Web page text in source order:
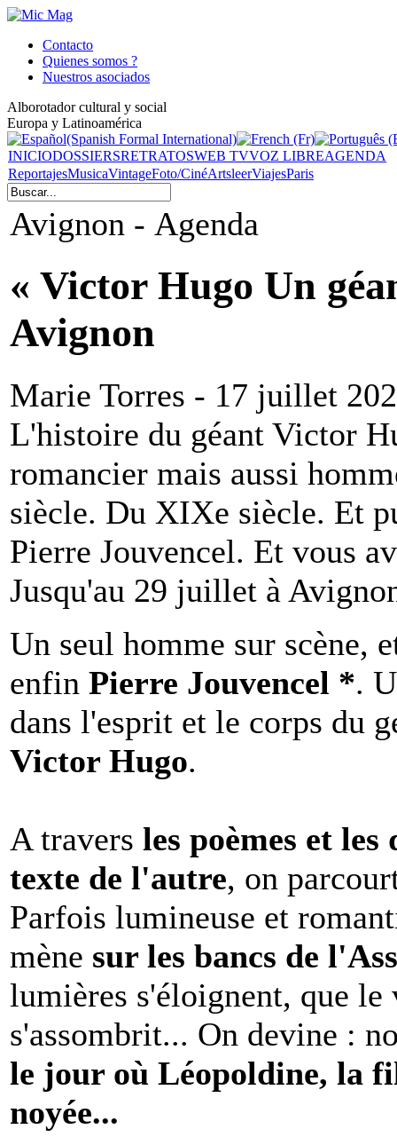
Contacto
Quienes somos ?
Nuestros asociados
Alborotador cultural y social
Europa y Latinoamérica
INICIODOSSIERSRETRATOSWEB TVVOZ LIBREAGENDA
ReportajesMusicaVintageFoto/CinéArtsleerViajesParis
Avignon - Agenda
« Victor Hugo Un
Avignon
Marie Torres - 17 juillet
L'histoire du géant Victor
romancier mais aussi
siècle. Du XIXe siècle. Et
Pierre Jouvencel. Et vous
Jusqu'au 29 juillet à
Un seul homme sur scène,
enfin Pierre Jouvencel *.
dans l'esprit et le corps du
Victor Hugo.
A travers les poèmes et
texte de l'autre, on
Parfois lumineuse et
mène sur les bancs de
lumières s'éloignent, que le
s'assombrit... On devine :
le jour où Léopoldine, la
noyée...